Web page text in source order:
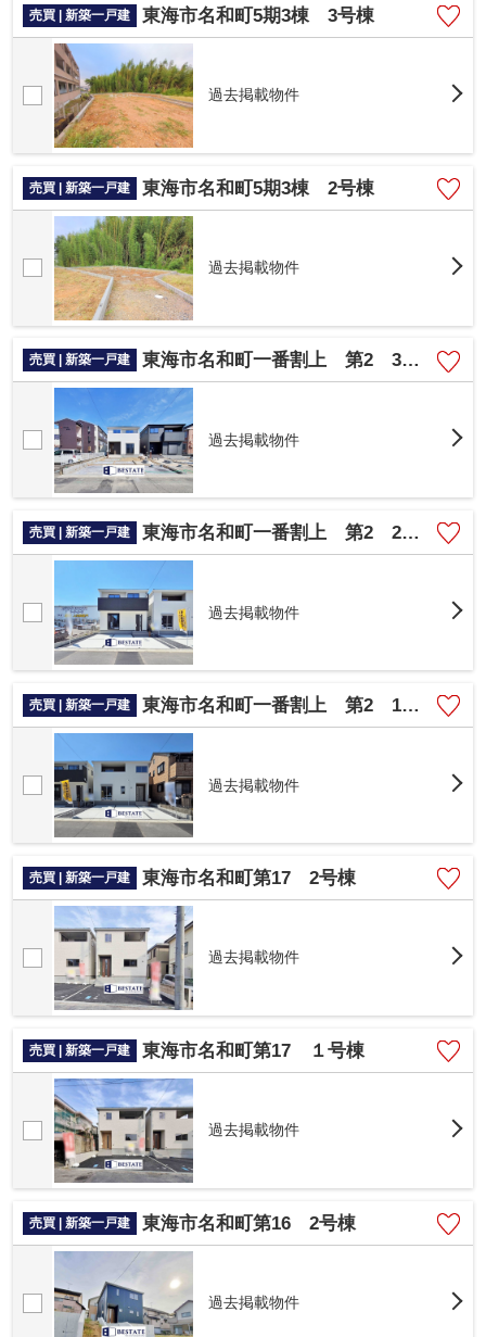
売買 | 新築一戸建 東海市名和町5期3棟 3号棟
過去掲載物件
売買 | 新築一戸建 東海市名和町5期3棟 2号棟
過去掲載物件
売買 | 新築一戸建 東海市名和町一番割上 第2 3号棟
過去掲載物件
売買 | 新築一戸建 東海市名和町一番割上 第2 2号棟
過去掲載物件
売買 | 新築一戸建 東海市名和町一番割上 第2 1号棟
過去掲載物件
売買 | 新築一戸建 東海市名和町第17 2号棟
過去掲載物件
売買 | 新築一戸建 東海市名和町第17 １号棟
過去掲載物件
売買 | 新築一戸建 東海市名和町第16 2号棟
過去掲載物件